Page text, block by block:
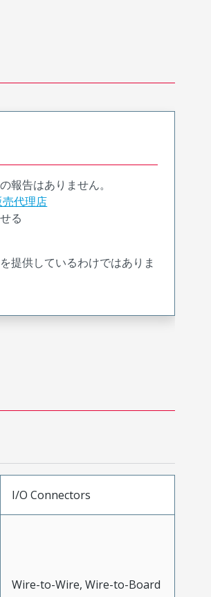
報告はありません。
代理店
る
提供しているわけではありま
I/O Connectors
Wire-to-Wire, Wire-to-Board